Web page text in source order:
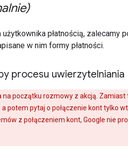
płatnością, zalecamy
w nim formy płatności.
procesu uwierzytelniania
początku rozmowy z akcją.
potem pytaj o połączenie kont tylko
z połączeniem kont, Google nie